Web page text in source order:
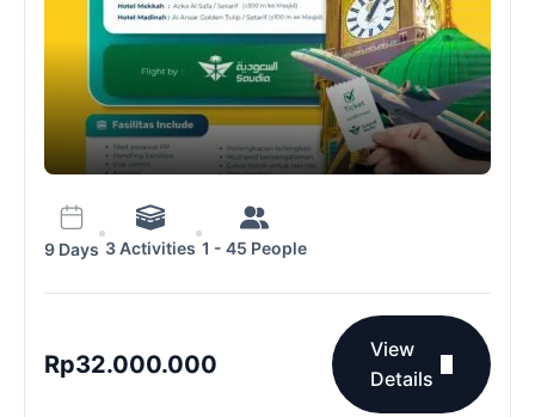
9 Days 3 Activities 1 - 45 People
Rp32.000.000
View
Details